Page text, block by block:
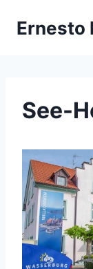
InhaltErnesto
See-